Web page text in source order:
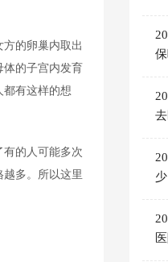
的卵巢内取出
的子宫内发育
都有这样的想
的人可能多次
多。所以这里